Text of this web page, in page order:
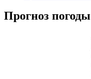
Прогноз погоды